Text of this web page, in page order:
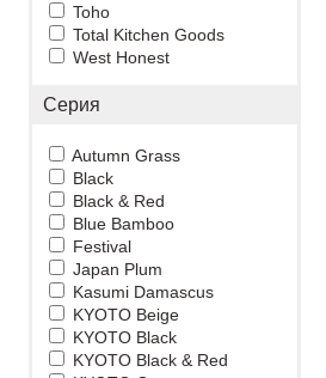
Toho
Total Kitchen Goods
West Honest
Серия
Autumn Grass
Black
Black & Red
Blue Bamboo
Festival
Japan Plum
Kasumi Damascus
KYOTO Beige
KYOTO Black
KYOTO Black & Red